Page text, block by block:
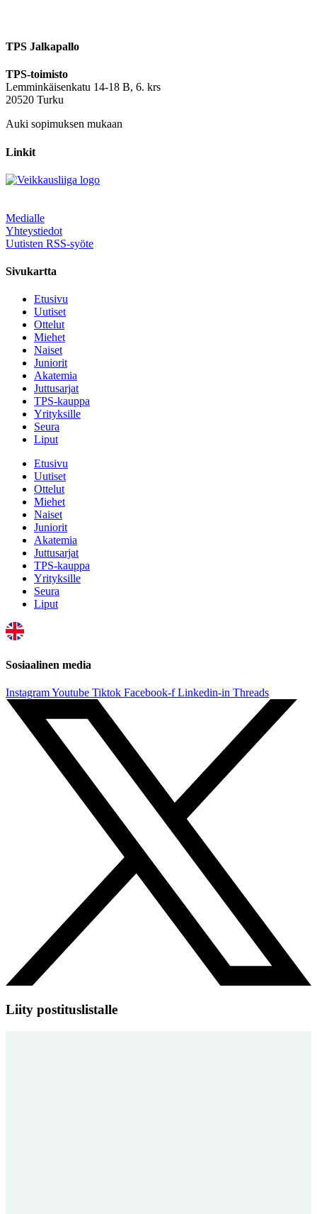
TPS Jalkapallo
TPS-toimisto
Lemminkäisenkatu 14-18 B, 6. krs
20520 Turku
Auki sopimuksen mukaan
Linkit
Medialle
Yhteystiedot
Uutisten RSS-syöte
Sivukartta
Etusivu
Uutiset
Ottelut
Miehet
Naiset
Juniorit
Akatemia
Juttusarjat
TPS-kauppa
Yrityksille
Seura
Liput
Etusivu
Uutiset
Ottelut
Miehet
Naiset
Juniorit
Akatemia
Juttusarjat
TPS-kauppa
Yrityksille
Seura
Liput
Sosiaalinen media
InstagramYoutube Tiktok Facebook-f Linkedin-in Threads
Liity postituslistalle